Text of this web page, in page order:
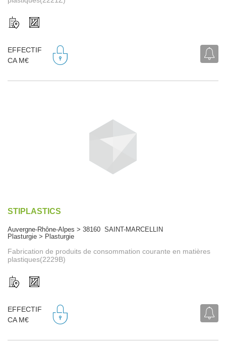
EFFECTIF
CA M€
STIPLASTICS
Auvergne-Rhône-Alpes > 38160 SAINT-MARCELLIN
Plasturgie > Plasturgie
Fabrication de produits de consommation courante en matières
plastiques(2229B)
EFFECTIF
CA M€